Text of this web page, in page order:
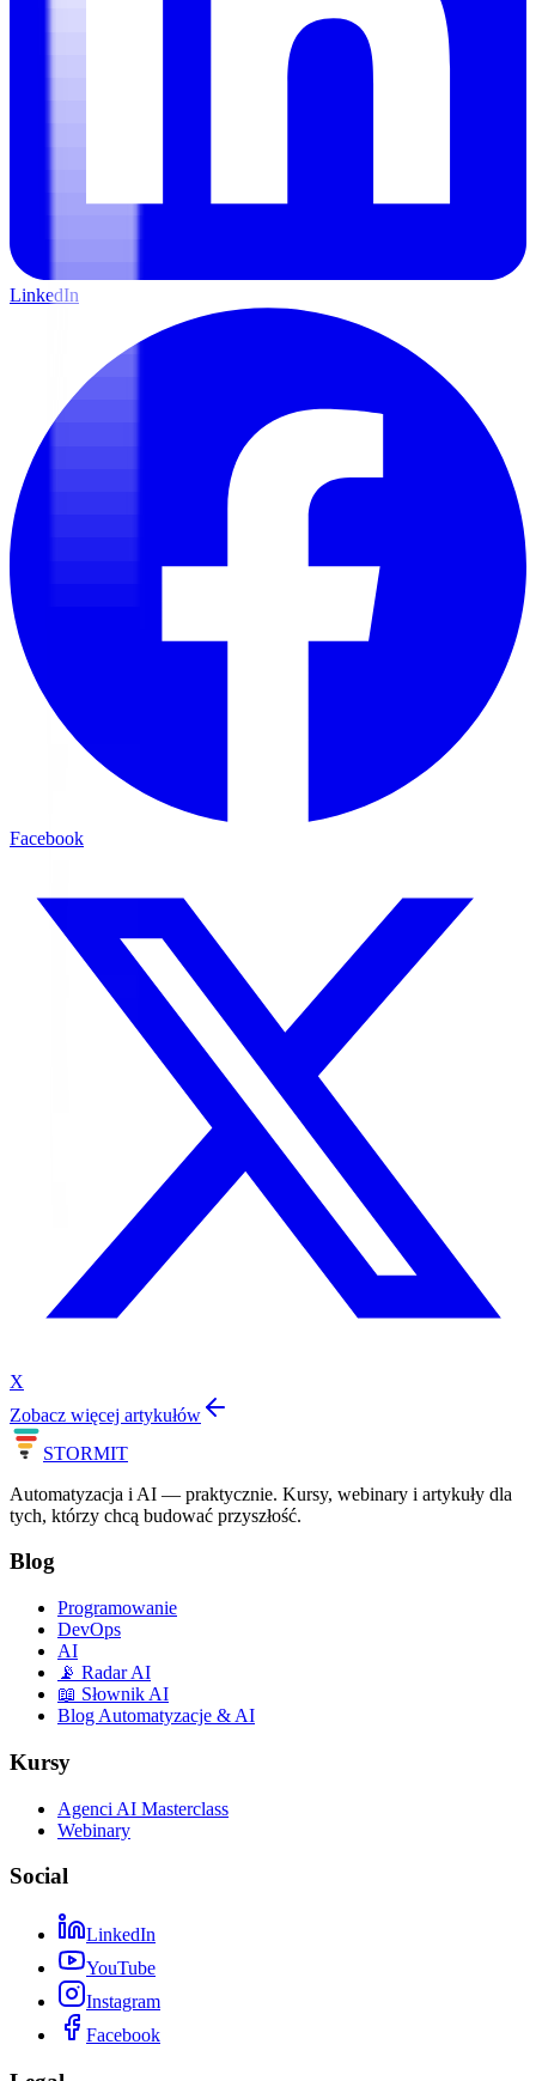
LinkedIn
Facebook
X
Zobacz więcej artykułów
STORMIT
Automatyzacja i AI — praktycznie. Kursy, webinary i artykuły dla
tych, którzy chcą budować przyszłość.
Blog
Programowanie
DevOps
AI
📡 Radar AI
📖 Słownik AI
Blog Automatyzacje & AI
Kursy
Agenci AI Masterclass
Webinary
Social
LinkedIn
YouTube
Instagram
Facebook